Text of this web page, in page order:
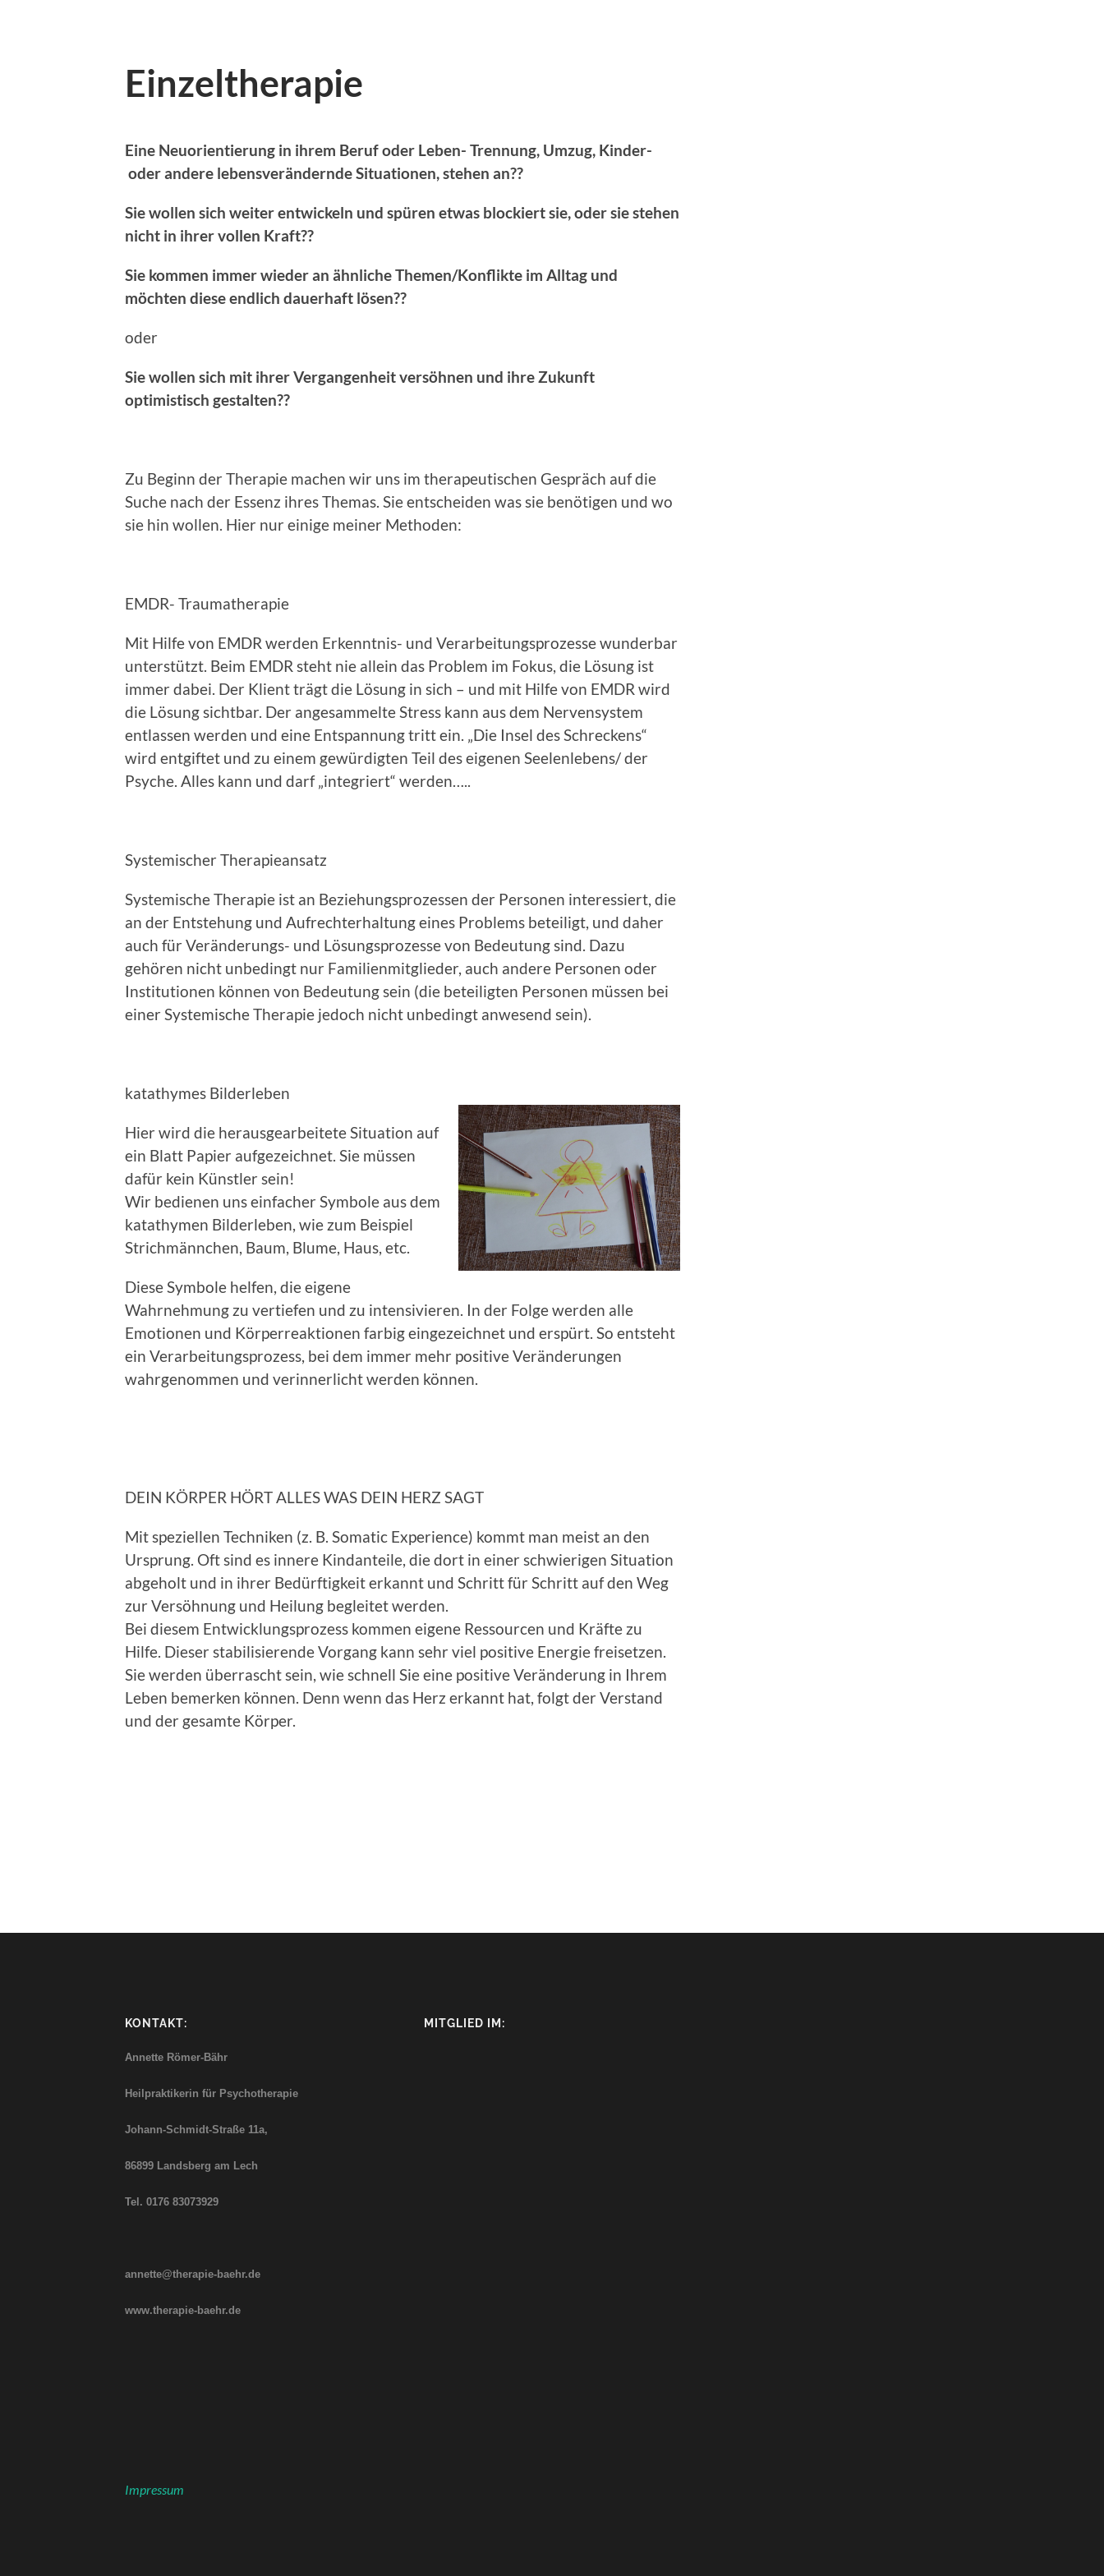
Einzeltherapie
Eine Neuorientierung in ihrem Beruf oder Leben- Trennung, Umzug, Kinder-
oder andere lebensverändernde Situationen, stehen an??
Sie wollen sich weiter entwickeln und spüren etwas blockiert sie, oder sie stehen
nicht in ihrer vollen Kraft??
Sie kommen immer wieder an ähnliche Themen/Konflikte im Alltag und
möchten diese endlich dauerhaft lösen??
oder
Sie wollen sich mit ihrer Vergangenheit versöhnen und ihre Zukunft
optimistisch gestalten??
Zu Beginn der Therapie machen wir uns im therapeutischen Gespräch auf die
Suche nach der Essenz ihres Themas. Sie entscheiden was sie benötigen und wo
sie hin wollen. Hier nur einige meiner Methoden:
EMDR- Traumatherapie
Mit Hilfe von EMDR werden Erkenntnis- und Verarbeitungsprozesse wunderbar
unterstützt. Beim EMDR steht nie allein das Problem im Fokus, die Lösung ist
immer dabei. Der Klient trägt die Lösung in sich – und mit Hilfe von EMDR wird
die Lösung sichtbar. Der angesammelte Stress kann aus dem Nervensystem
entlassen werden und eine Entspannung tritt ein. „Die Insel des Schreckens“
wird entgiftet und zu einem gewürdigten Teil des eigenen Seelenlebens/ der
Psyche. Alles kann und darf „integriert“ werden…..
Systemischer Therapieansatz
Systemische Therapie ist an Beziehungsprozessen der Personen interessiert, die
an der Entstehung und Aufrechterhaltung eines Problems beteiligt, und daher
auch für Veränderungs- und Lösungsprozesse von Bedeutung sind. Dazu
gehören nicht unbedingt nur Familienmitglieder, auch andere Personen oder
Institutionen können von Bedeutung sein (die beteiligten Personen müssen bei
einer Systemische Therapie jedoch nicht unbedingt anwesend sein).
katathymes Bilderleben
Hier wird die herausgearbeitete Situation auf
ein Blatt Papier aufgezeichnet. Sie müssen
dafür kein Künstler sein!
Wir bedienen uns einfacher Symbole aus dem
katathymen Bilderleben, wie zum Beispiel
Strichmännchen, Baum, Blume, Haus, etc.
Diese Symbole helfen, die eigene
Wahrnehmung zu vertiefen und zu intensivieren. In der Folge werden alle
Emotionen und Körperreaktionen farbig eingezeichnet und erspürt. So entsteht
ein Verarbeitungsprozess, bei dem immer mehr positive Veränderungen
wahrgenommen und verinnerlicht werden können.
DEIN KÖRPER HÖRT ALLES WAS DEIN HERZ SAGT
Mit speziellen Techniken (z. B. Somatic Experience) kommt man meist an den
Ursprung. Oft sind es innere Kindanteile, die dort in einer schwierigen Situation
abgeholt und in ihrer Bedürftigkeit erkannt und Schritt für Schritt auf den Weg
zur Versöhnung und Heilung begleitet werden.
Bei diesem Entwicklungsprozess kommen eigene Ressourcen und Kräfte zu
Hilfe. Dieser stabilisierende Vorgang kann sehr viel positive Energie freisetzen.
Sie werden überrascht sein, wie schnell Sie eine positive Veränderung in Ihrem
Leben bemerken können. Denn wenn das Herz erkannt hat, folgt der Verstand
und der gesamte Körper.
KONTAKT:
Annette Römer-Bähr
Heilpraktikerin für Psychotherapie
Johann-Schmidt-Straße 11a,
86899 Landsberg am Lech
Tel. 0176 83073929
annette@therapie-baehr.de
www.therapie-baehr.de
Impressum
MITGLIED IM: